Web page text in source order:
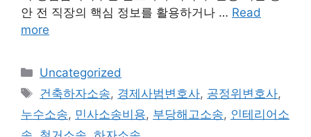
안 전 직장의 핵심 정보를 활용하거나 … Read
more
Categories
Uncategorized
Tags
건축하자소송, 경제사범변호사, 공정위변호사,
누수소송, 민사소송비용, 부당해고소송, 인테리어소